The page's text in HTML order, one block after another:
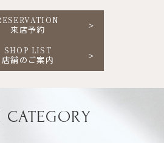
来店予約
SHOP LIST
店舗のご案内
CATEGORY